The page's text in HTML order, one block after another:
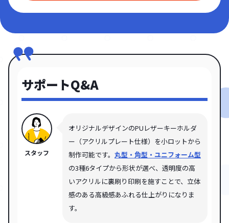
サポートQ&A
スタッフ
オリジナルデザインのPUレザーキーホルダ
ー（アクリルプレート仕様） を小ロットから
制作可能です。 丸型・角型・ユニフォーム型
の3種6タイプから形状が選べ、透明度の高
いアクリルに裏刷り印刷を施すことで、立体
感のある高級感あふれる仕上がりになりま
す。